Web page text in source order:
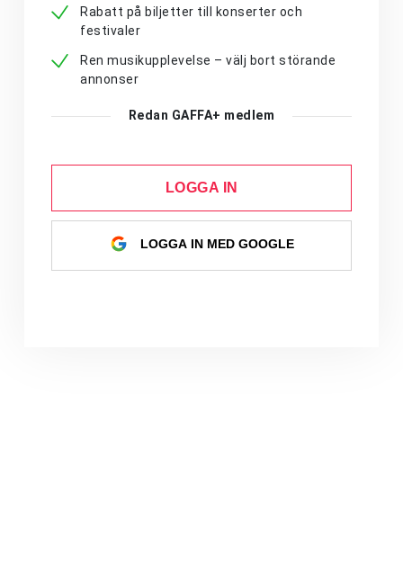
Rabatt på biljetter till konserter och
festivaler
Ren musikupplevelse – välj bort störande
annonser
Redan GAFFA+ medlem
LOGGA IN
LOGGA IN MED GOOGLE